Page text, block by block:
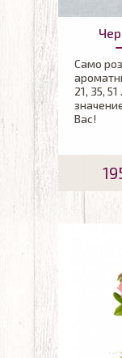
Само
21, 35,
Вас!